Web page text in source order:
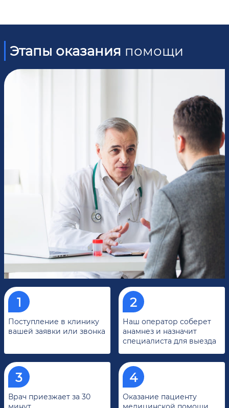
Этапы оказания помощи
Поступление в клинику
вашей заявки или звонка
Наш оператор соберет
анамнез и назначит
специалиста для выезда
Врач приезжает за 30
Оказание пациенту